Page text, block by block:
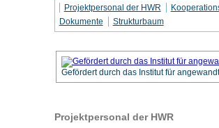
Projektpersonal der HWR
Dokumente
Strukturbaum
Gefördert durch das Institut für
Projektpersonal der HWR